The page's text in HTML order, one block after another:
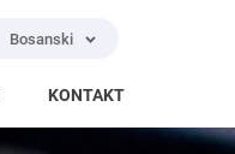
Bosanski
KONTAKT